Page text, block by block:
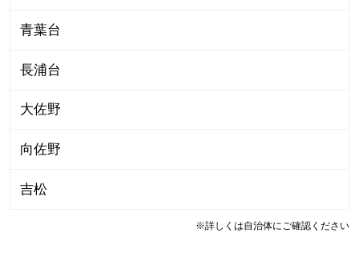
青葉台
長浦台
大佐野
向佐野
吉松
※詳しくは自治体にご確認ください